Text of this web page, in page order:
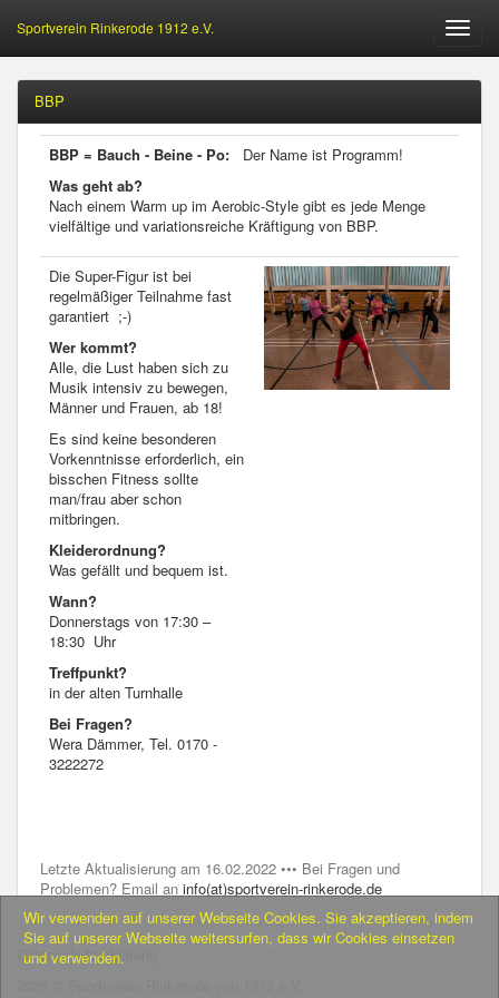
Öffne
Sportverein Rinkerode 1912 e.V.
BBP
BBP = Bauch - Beine - Po: Der Name ist Programm!
Was geht ab?
Nach einem Warm up im Aerobic-Style gibt es jede Menge
vielfältige und variationsreiche Kräftigung von BBP.
Die Super-Figur ist bei
regelmäßiger Teilnahme fast
garantiert ;-)
Wer kommt?
Alle, die Lust haben sich zu
Musik intensiv zu bewegen,
Männer und Frauen, ab 18!
Es sind keine besonderen
Vorkenntnisse erforderlich, ein
bisschen Fitness sollte
man/frau aber schon
mitbringen.
Kleiderordnung?
Was gefällt und bequem ist.
Wann?
Donnerstags von 17:30 –
18:30 Uhr
Treffpunkt?
in der alten Turnhalle
Bei Fragen?
Wera Dämmer, Tel. 0170 -
3222272
Letzte Aktualisierung am 16.02.2022 ••• Bei Fragen und
Problemen? Email an info(at)sportverein-rinkerode.de
Datenschutzerklärung
Wir verwenden auf unserer Webseite Cookies. Sie akzeptieren, indem
Sie auf unserer Webseite weitersurfen, dass wir Cookies einsetzen
und verwenden.